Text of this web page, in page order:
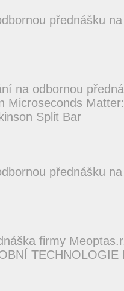
přednášku
na odbornou
Microseconds
Split Bar
přednášku
firmy